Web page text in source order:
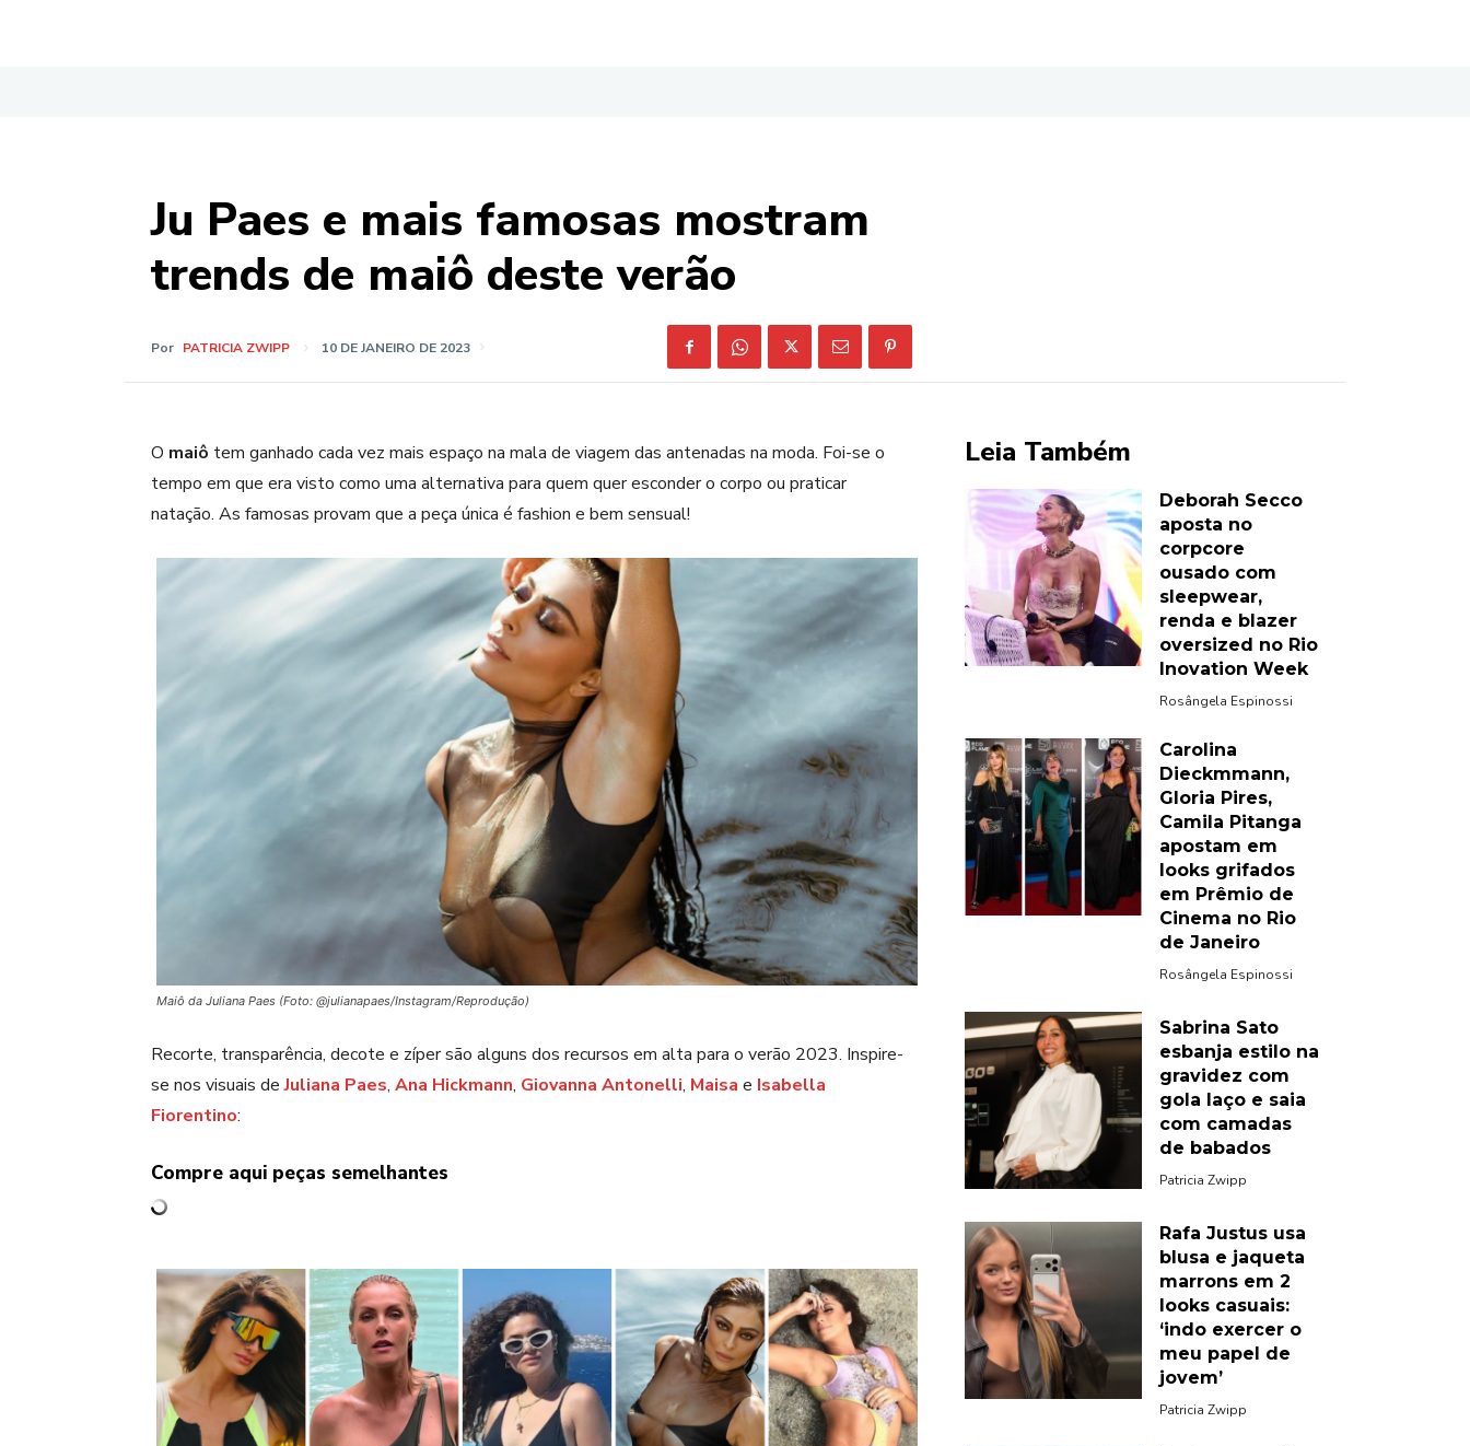
Ju Paes e mais famosas mostram
trends de maiô deste verão
Por PATRICIA ZWIPP 10 DE JANEIRO DE 2023
O maiô tem ganhado cada vez mais espaço na mala de viagem das antenadas na moda. Foi-se o
tempo em que era visto como uma alternativa para quem quer esconder o corpo ou praticar
natação. As famosas provam que a peça única é fashion e bem sensual!
Maiô da Juliana Paes (Foto: @julianapaes/Instagram/Reprodução)
Recorte, transparência, decote e zíper são alguns dos recursos em alta para o verão 2023. Inspire-
se nos visuais deJuliana Paes, Ana Hickmann, Giovanna Antonelli, Maisa e Isabella
Fiorentino:
Compre aqui peças semelhantes
Leia Também
Deborah Secco
aposta no
corpcore
ousado com
sleepwear,
renda e blazer
oversized no Rio
Inovation Week
Rosângela Espinossi
Carolina
Dieckmmann,
Gloria Pires,
Camila Pitanga
apostam em
looks grifados
em Prêmio de
Cinema no Rio
de Janeiro
Rosângela Espinossi
Sabrina Sato
esbanja estilo na
gravidez com
gola laço e saia
com camadas
de babados
Patricia Zwipp
Rafa Justus usa
blusa e jaqueta
marrons em 2
looks casuais:
‘indo exercer o
meu papel de
jovem’
Patricia Zwipp